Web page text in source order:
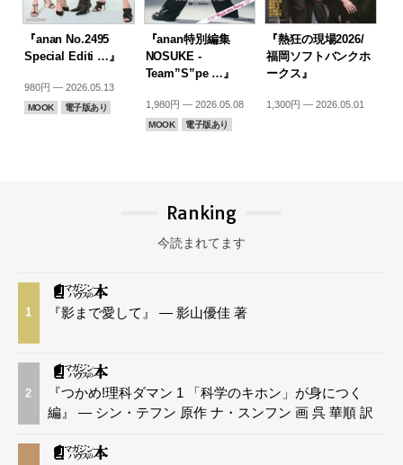
『anan No.2495
Special Editi …』
980円 — 2026.05.13
MOOK 電子版あり
『anan特別編集
NOSUKE -
Team”S”pe …』
1,980円 — 2026.05.08
MOOK 電子版あり
『熱狂の現場2026/
福岡ソフトバンクホ
ークス』
1,300円 — 2026.05.01
Ranking
今読まれてます
1 『影まで愛して』 — 影山優佳 著
2
『つかめ!理科ダマン 1 「科学のキホン」が身につく
編』 — シン・テフン 原作 ナ・スンフン 画 呉 華順 訳